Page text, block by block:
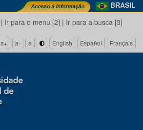
BRASIL
| Ir para o menu [2] | Ir para a busca [3]
a+ a- a English Español Français